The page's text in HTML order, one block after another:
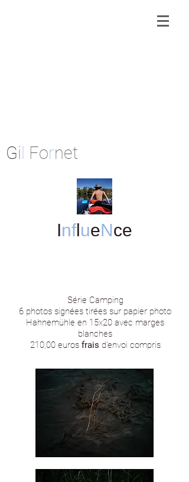
Gi Fornet
InflueNce
Série Camping
6 photos signées tirées sur papier photo
Hahnemühle en 15x20 avec marges
blanches
210,00 euros frais d'envoi compris